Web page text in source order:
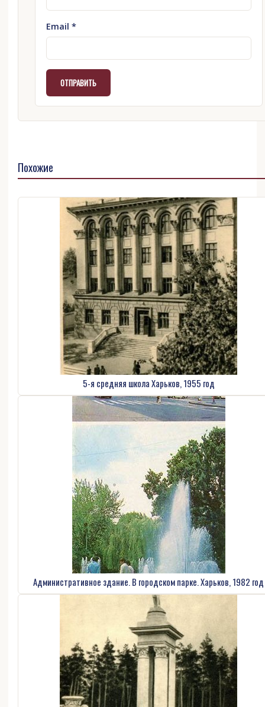
Email *
Похожие
5-я средняя школа Харьков, 1955 год
Административное здание. В городском парке. Харьков, 1982 год